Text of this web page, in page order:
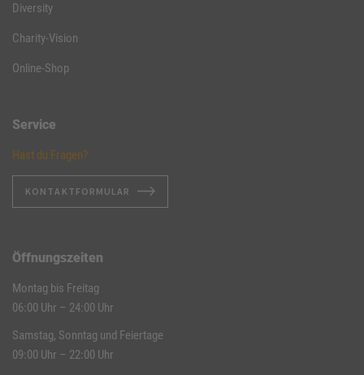
Diversity
Charity-Vision
Online-Shop
Service
Hast du Fragen?
KONTAKTFORMULAR
Öffnungszeiten
Montag bis Freitag
06:00 Uhr – 24:00 Uhr
Samstag, Sonntag und Feiertage
09:00 Uhr – 22:00 Uhr